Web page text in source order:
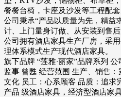
餐餐台椅，卡座及沙发等工程配套
公司秉承“产品以质量为先，精益
计、上门量身订做、从安装到售
公司拥有酒店家具生产厂房，采
理体系模式生产现代酒店家具。
旗下品牌 “莲雅·丽家”品牌系列
监事 曾甦 经营范围 生产、销售
文化 员工：心系顾客 品质：追求
产品 级酒店家具，经济型酒店家